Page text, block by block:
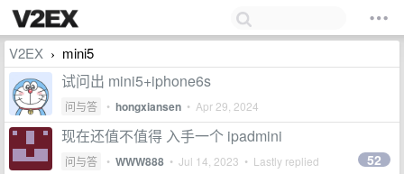
V2EX › mini5
试问出 mini5+iphone6s
问与答 • hongxiansen • Apr 29, 2024
现在还值不值得 入手一个 ipadmini
问与答 • WWW888 • Jul 14, 2023 • Lastly replied
52